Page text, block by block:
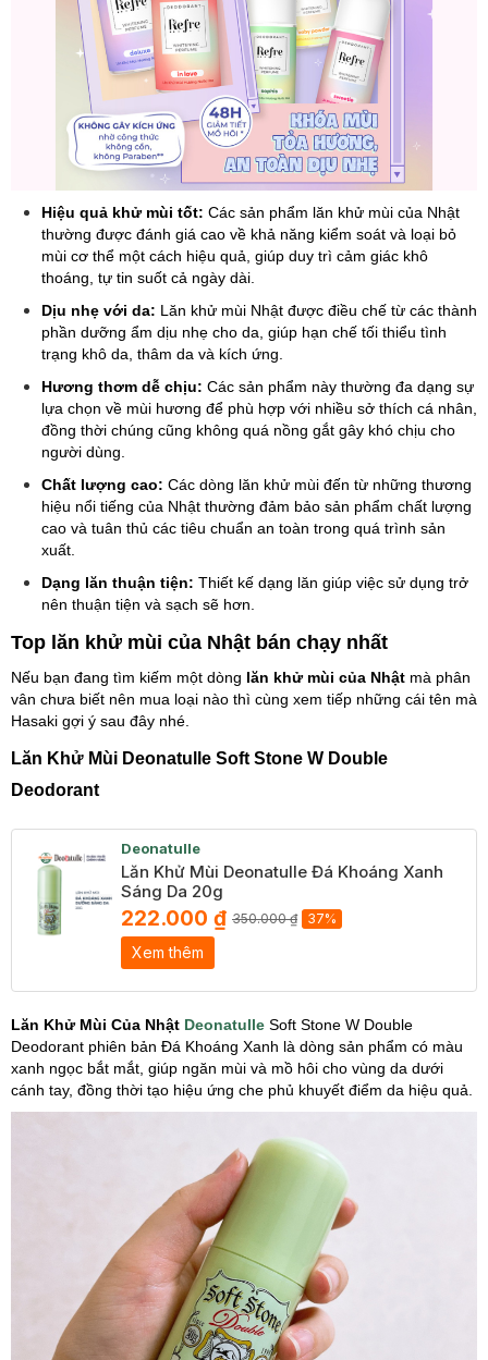
Hiệu quả khử mùi tốt: Các sản phẩm lăn khử mùi của Nhật
thường được đánh giá cao về khả năng kiểm soát và loại bỏ
mùi cơ thể một cách hiệu quả, giúp duy trì cảm giác khô
thoáng, tự tin suốt cả ngày dài.
Dịu nhẹ với da: Lăn khử mùi Nhật được điều chế từ các thành
phần dưỡng ẩm dịu nhẹ cho da, giúp hạn chế tối thiểu tình
trạng khô da, thâm da và kích ứng.
Hương thơm dễ chịu: Các sản phẩm này thường đa dạng sự
lựa chọn về mùi hương để phù hợp với nhiều sở thích cá nhân,
đồng thời chúng cũng không quá nồng gắt gây khó chịu cho
người dùng.
Chất lượng cao: Các dòng lăn khử mùi đến từ những thương
hiệu nổi tiếng của Nhật thường đảm bảo sản phẩm chất lượng
cao và tuân thủ các tiêu chuẩn an toàn trong quá trình sản
xuất.
Dạng lăn thuận tiện: Thiết kế dạng lăn giúp việc sử dụng trở
nên thuận tiện và sạch sẽ hơn.
Top lăn khử mùi của Nhật bán chạy nhất
Nếu bạn đang tìm kiếm một dòng lăn khử mùi của Nhật mà phân
vân chưa biết nên mua loại nào thì cùng xem tiếp những cái tên mà
Hasaki gợi ý sau đây nhé.
Lăn Khử Mùi Deonatulle Soft Stone W Double
Deodorant
Deonatulle
Lăn Khử Mùi Deonatulle Đá Khoáng Xanh
Sáng Da 20g
222.000 ₫ 350.000 ₫ 37%
Xem thêm
Lăn Khử Mùi Của Nhật Deonatulle Soft Stone W Double
Deodorant phiên bản Đá Khoáng Xanh là dòng sản phẩm có màu
xanh ngọc bắt mắt, giúp ngăn mùi và mồ hôi cho vùng da dưới
cánh tay, đồng thời tạo hiệu ứng che phủ khuyết điểm da hiệu quả.